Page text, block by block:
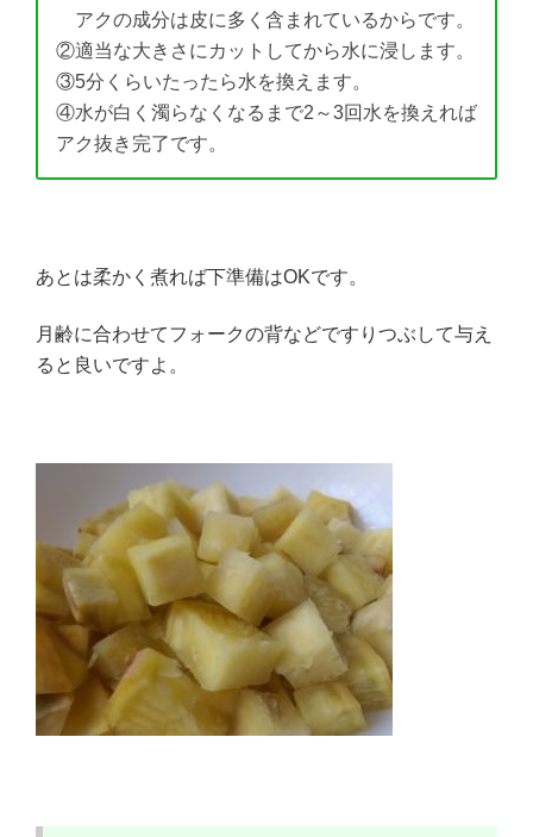
アクの成分は皮に多く含まれているからです。
②適当な大きさにカットしてから水に浸します。
③5分くらいたったら水を換えます。
④水が白く濁らなくなるまで2～3回水を換えれば
アク抜き完了です。
あとは柔かく煮れば下準備はOKです。
月齢に合わせてフォークの背などですりつぶして与え
ると良いですよ。